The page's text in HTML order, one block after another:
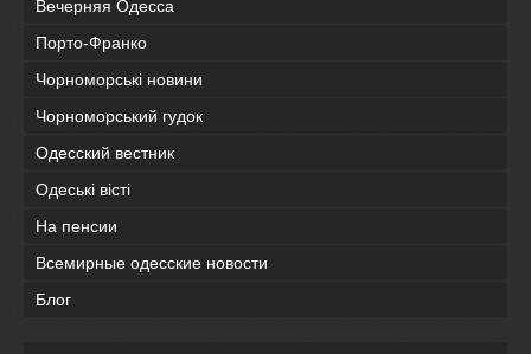
Вечерняя Одесса
Порто-Франко
Чорноморські новини
Чорноморський гудок
Одесский вестник
Одеськi вiстi
На пенсии
Всемирные одесские новости
Блог